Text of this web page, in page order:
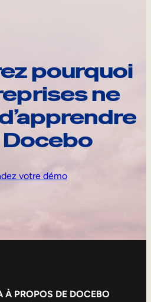
pourquoi
ne
votre démo
À PROPOS DE DOCEBO